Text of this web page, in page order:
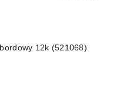
12k (521068)